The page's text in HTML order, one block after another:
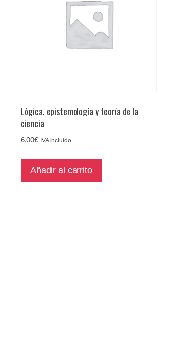
Lógica, epistemología y teoría de la
ciencia
6,00€ IVA incluído
Añadir al carrito